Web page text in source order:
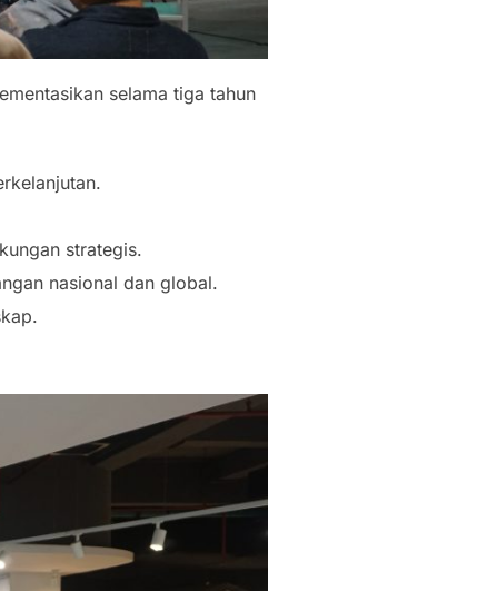
selama tiga tahun
strategis.
nasional dan global.